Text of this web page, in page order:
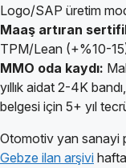
Logo/SAP üretim
Maaş artıran
TPM/Lean (+%10-
MMO oda kaydı:
yıllık aidat 2-4K
belgesi için 5+ yıl
Otomotiv yan sanayi
Gebze ilan arşivi